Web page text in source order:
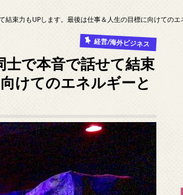
力もUPします。最後は仕事＆人生の目標に向けてのエ
経営/海外ビジネス
で本音で話せて結束
けてのエネルギーと